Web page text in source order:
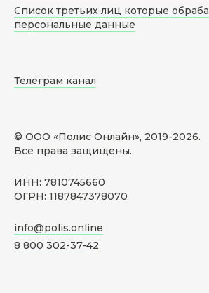
© ООО «Полис Онлайн», 2019-2026.
Все права защищены.
ИНН: 7810745660
ОГРН: 1187847378070
info@polis.online
8 800 302-37-42
Список третьих лиц которые
персональные данные
Телеграм канал